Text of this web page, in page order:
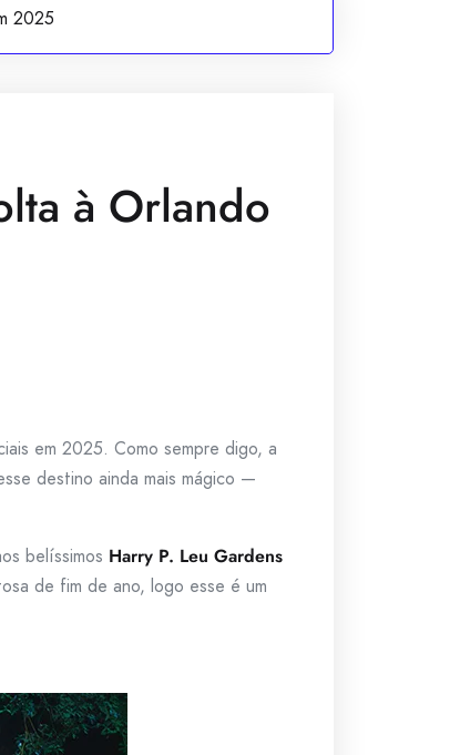
2025
à Orlando
em 2025. Como sempre digo, a
destino ainda mais mágico —
belíssimos Harry P. Leu Gardens
de fim de ano, logo esse é um